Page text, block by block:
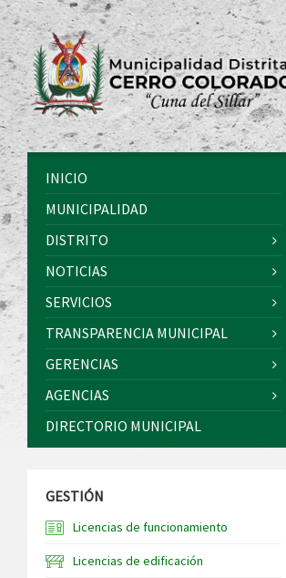
INICIO
MUNICIPALIDAD
DISTRITO
NOTICIAS
SERVICIOS
TRANSPARENCIA MUNICIPAL
GERENCIAS
AGENCIAS
DIRECTORIO MUNICIPAL
GESTIÓN
Licencias de funcionamiento
Licencias de edificación